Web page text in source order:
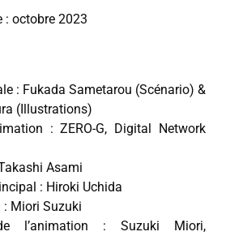
: octobre 2023
: Fukada Sametarou (Scénario) &
(Illustrations)
: ZERO-G, Digital Network
Asami
: Hiroki Uchida
: Miori Suzuki
l’animation : Suzuki Miori,